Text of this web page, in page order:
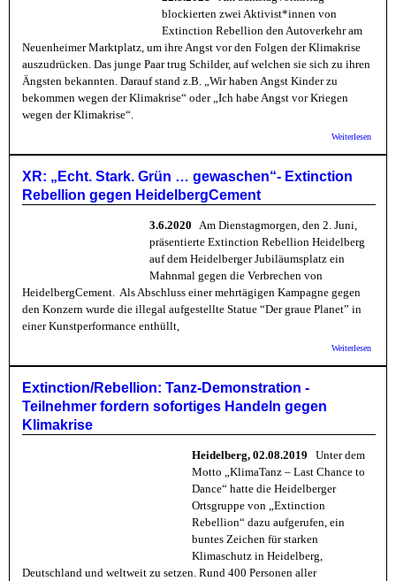
blockierten zwei Aktivist*innen von
Extinction Rebellion den Autoverkehr am
Neuenheimer Marktplatz, um ihre Angst vor den Folgen der Klimakrise
auszudrücken. Das junge Paar trug Schilder, auf welchen sie sich zu ihren
Ängsten bekannten. Darauf stand z.B. „Wir haben Angst Kinder zu
bekommen wegen der Klimakrise“ oder „Ich habe Angst vor Kriegen
wegen der Klimakrise“.
Weiterlesen
XR: „Echt. Stark. Grün … gewaschen“- Extinction
Rebellion gegen HeidelbergCement
3.6.2020
Am Dienstagmorgen, den 2. Juni,
präsentierte Extinction Rebellion Heidelberg
auf dem Heidelberger Jubiläumsplatz ein
Mahnmal gegen die Verbrechen von
HeidelbergCement. Als Abschluss einer mehrtägigen Kampagne gegen
den Konzern wurde die illegal aufgestellte Statue “Der graue Planet” in
einer Kunstperformance enthüllt,
Weiterlesen
Extinction/Rebellion: Tanz-Demonstration -
Teilnehmer fordern sofortiges Handeln gegen
Klimakrise
Heidelberg, 02.08.2019 Unter dem
Motto „KlimaTanz – Last Chance to
Dance“ hatte die Heidelberger
Ortsgruppe von „Extinction
Rebellion“ dazu aufgerufen, ein
buntes Zeichen für starken
Klimaschutz in Heidelberg,
Deutschland und weltweit zu setzen. Rund 400 Personen aller